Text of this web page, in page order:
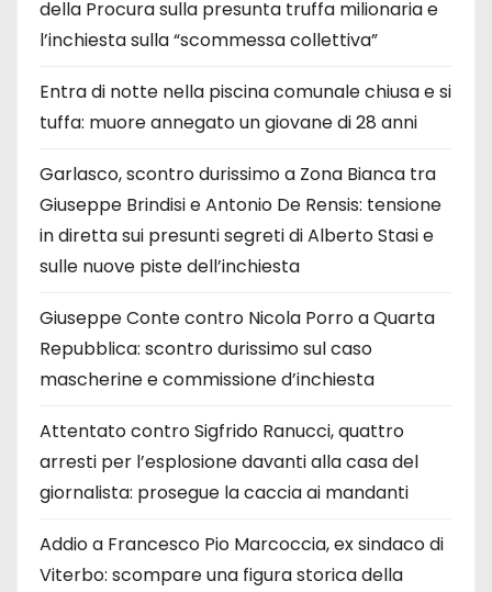
della Procura sulla presunta truffa milionaria e
l’inchiesta sulla “scommessa collettiva”
Entra di notte nella piscina comunale chiusa e si
tuffa: muore annegato un giovane di 28 anni
Garlasco, scontro durissimo a Zona Bianca tra
Giuseppe Brindisi e Antonio De Rensis: tensione
in diretta sui presunti segreti di Alberto Stasi e
sulle nuove piste dell’inchiesta
Giuseppe Conte contro Nicola Porro a Quarta
Repubblica: scontro durissimo sul caso
mascherine e commissione d’inchiesta
Attentato contro Sigfrido Ranucci, quattro
arresti per l’esplosione davanti alla casa del
giornalista: prosegue la caccia ai mandanti
Addio a Francesco Pio Marcoccia, ex sindaco di
Viterbo: scompare una figura storica della